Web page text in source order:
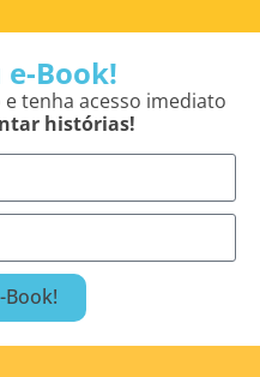
e-Book!
tenha acesso imediato
histórias!
Book!